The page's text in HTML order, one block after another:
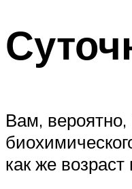
Вам,
как же